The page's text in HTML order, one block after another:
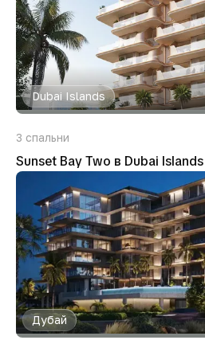
Dubai Islands
3 спальни
Sunset Bay Two в Dubai Islands
Дубай